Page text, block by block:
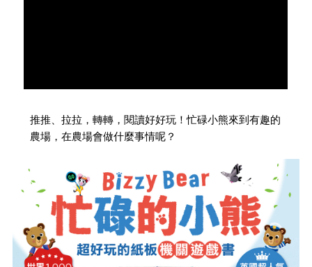
推推、拉拉，轉轉，閱讀好好玩！忙碌小熊來到有趣的
農場，在農場會做什麼事情呢？